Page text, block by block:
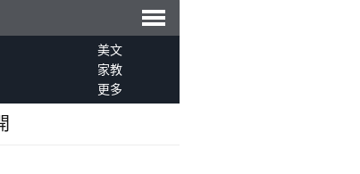
導
美文
家教
更多